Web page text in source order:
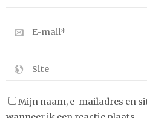
Mijn naam, e-mailadres en